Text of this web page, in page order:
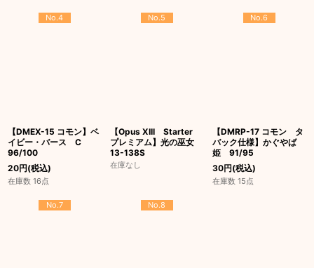
No.4
【DMEX-15 コモン】ベ
イビー・バース C
96/100
20円(税込)
在庫数 16点
No.5
【Opus XIII Starter
プレミアム】光の巫女
13-138S
在庫なし
No.6
【DMRP-17 コモン タ
バック仕様】かぐやば
姫 91/95
30円(税込)
在庫数 15点
No.7 No.8